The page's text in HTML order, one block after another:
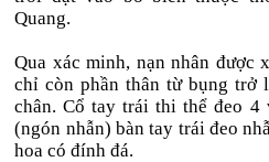
Quang.
Qua xác minh, nạn nhân được
chỉ còn phần thân từ bụng trở
chân. Cổ tay trái thi thể đeo 4
(ngón nhẫn) bàn tay trái đeo
hoa có đính đá.